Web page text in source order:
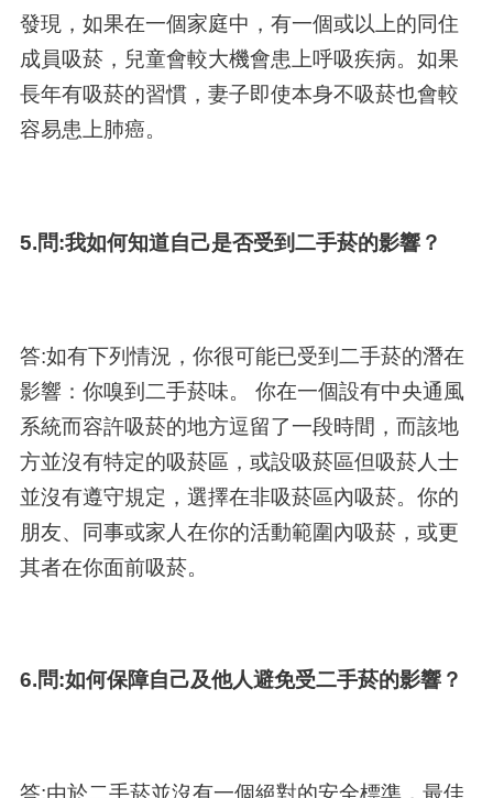
發現，如果在一個家庭中，有一個或以上的同住
成員吸菸，兒童會較大機會患上呼吸疾病。如果
長年有吸菸的習慣，妻子即使本身不吸菸也會較
容易患上肺癌。
5.問:我如何知道自己是否受到二手菸的影響？
答:如有下列情況，你很可能已受到二手菸的潛在
影響：你嗅到二手菸味。 你在一個設有中央通風
系統而容許吸菸的地方逗留了一段時間，而該地
方並沒有特定的吸菸區，或設吸菸區但吸菸人士
並沒有遵守規定，選擇在非吸菸區內吸菸。你的
朋友、同事或家人在你的活動範圍內吸菸，或更
其者在你面前吸菸。
6.問:如何保障自己及他人避免受二手菸的影響？
答:由於二手菸並沒有一個絕對的安全標準，最佳